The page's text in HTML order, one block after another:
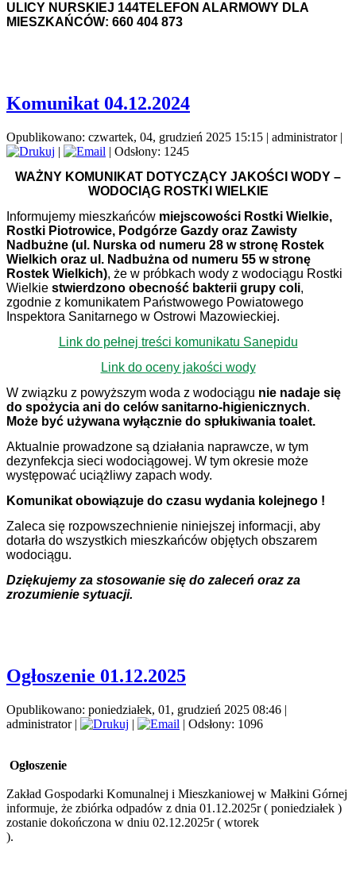
ULICY NURSKIEJ 144TELEFON ALARMOWY DLA
MIESZKAŃCÓW: 660 404 873
Komunikat 04.12.2024
Opublikowano: czwartek, 04, grudzień 2025 15:15 | administrator|
|
| Odsłony: 1245
WAŻNY KOMUNIKAT DOTYCZĄCY JAKOŚCI WODY –
WODOCIĄG ROSTKI WIELKIE
Informujemy mieszkańców miejscowości Rostki Wielkie,
Rostki Piotrowice, Podgórze Gazdy oraz Zawisty
Nadbużne (ul. Nurska od numeru 28 w stronę Rostek
Wielkich oraz ul. Nadbużna od numeru 55 w stronę
Rostek Wielkich), że w próbkach wody z wodociągu Rostki
Wielkie stwierdzono obecność bakterii grupy coli,
zgodnie z komunikatem Państwowego Powiatowego
Inspektora Sanitarnego w Ostrowi Mazowieckiej.
Link do pełnej treści komunikatu Sanepidu
Link do oceny jakości wody
W związku z powyższym woda z wodociągu nie nadaje się
do spożycia ani do celów sanitarno-higienicznych.
Może być używana wyłącznie do spłukiwania toalet.
Aktualnie prowadzone są działania naprawcze, w tym
dezynfekcja sieci wodociągowej. W tym okresie może
występować uciążliwy zapach wody.
Komunikat obowiązuje do czasu wydania kolejnego !
Zaleca się rozpowszechnienie niniejszej informacji, aby
dotarła do wszystkich mieszkańców objętych obszarem
wodociągu.
Dziękujemy za stosowanie się do zaleceń oraz za
zrozumienie sytuacji.
Ogłoszenie 01.12.2025
Opublikowano: poniedziałek, 01, grudzień 2025 08:46 |
administrator| | | Odsłony: 1096
Ogłoszenie
Zakład Gospodarki Komunalnej i Mieszkaniowej w Małkini Górnej
informuje, że zbiórka odpadów z dnia 01.12.2025r ( poniedziałek )
zostanie dokończona w dniu 02.12.2025r ( wtorek
).